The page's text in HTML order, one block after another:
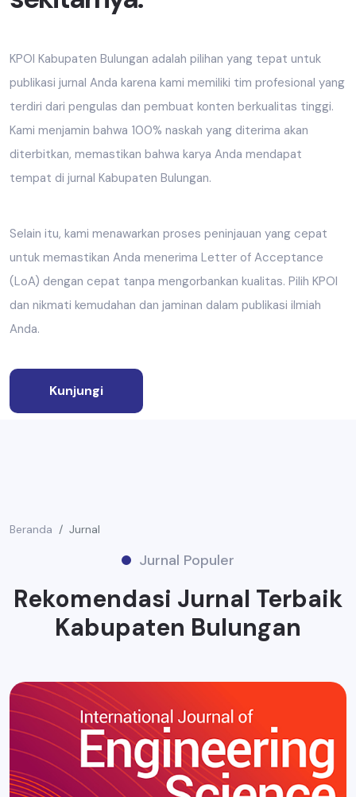
KPOI Kabupaten Bulungan adalah pilihan yang tepat untuk
publikasi jurnal Anda karena kami memiliki tim profesional yang
terdiri dari pengulas dan pembuat konten berkualitas tinggi.
Kami menjamin bahwa 100% naskah yang diterima akan
diterbitkan, memastikan bahwa karya Anda mendapat
tempat di jurnal Kabupaten Bulungan.
Selain itu, kami menawarkan proses peninjauan yang cepat
untuk memastikan Anda menerima Letter of Acceptance
(LoA) dengan cepat tanpa mengorbankan kualitas. Pilih KPOI
dan nikmati kemudahan dan jaminan dalam publikasi ilmiah
Anda.
Kunjungi
Beranda Jurnal
Jurnal Populer
Rekomendasi Jurnal Terbaik
Kabupaten Bulungan